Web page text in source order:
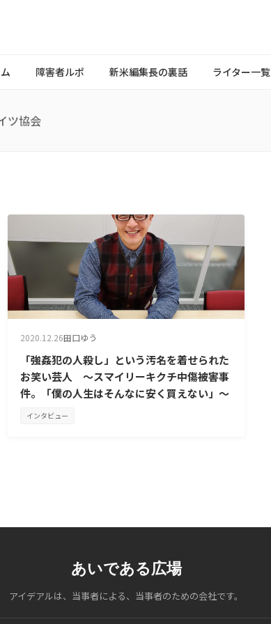
障害者ルポ 新米編集長の裏話 ライター一覧
ツ協会
2020.12.26田口ゆう
「強姦犯の人殺し」という汚名を着せられた
お笑い芸人 ～スマイリーキクチ中傷被害事
件。「僕の人生はそんなに安く買えない」～
インタビュー
あいである広場
アイデアルは、当事者による、当事者のための会社です。